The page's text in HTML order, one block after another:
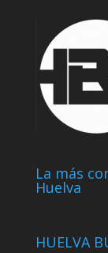
La más
Huelva
HUELVA